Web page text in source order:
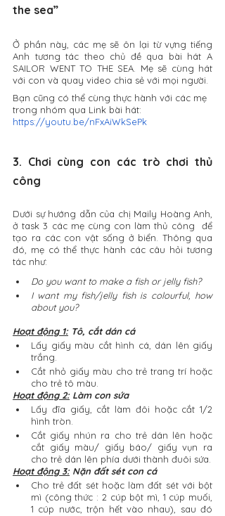
the sea”
Ở phần này, các mẹ sẽ ôn lại từ vựng tiếng
Anh tương tác theo chủ đề qua bài hát A
SAILOR WENT TO THE SEA. Mẹ sẽ cùng hát
với con và quay video chia sẻ với mọi người.
Bạn cũng có thể cùng thực hành với các mẹ
trong nhóm qua Link bài hát:
https://youtu.be/nFxAiWkSePk
3. Chơi cùng con các trò chơi thủ
công
Dưới sự hướng dẫn của chị Maily Hoàng Anh,
ở task 3 các mẹ cùng con làm thủ công  để
tạo ra các con vật sống ở biển. Thông qua
đó, mẹ có thể thực hành các câu hỏi tương
tác như:
Do you want to make a fish or jelly fish?
I want my fish/jelly fish is colourful, how
about you?
Hoạt động 1: Tô, cắt dán cá
Lấy giấy màu cắt hình cá, dán lên giấy
trắng.
Cắt nhỏ giấy màu cho trẻ trang trí hoặc
cho trẻ tô màu.
Hoạt động 2: Làm con sứa
Lấy đĩa giấy, cắt làm đôi hoặc cắt 1/2
hình tròn.
Cắt giấy nhún ra cho trẻ dán lên hoặc
cắt giấy màu/ giấy báo/ giấy vụn ra
cho trẻ dán lên phía dưới thành đuôi sứa.
Hoạt động 3: Nặn đất sét con cá
Cho trẻ đất sét hoặc làm đất sét với bột
mì (công thức : 2 cúp bột mì, 1 cúp muối,
1 cúp nước, trộn hết vào nhau), sau đó